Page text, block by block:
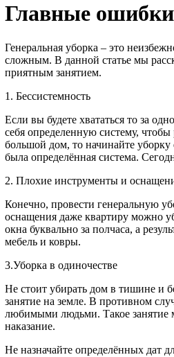
Главные ошибки
Генеральная уборка – это
сложным. В данной статье мы
приятным занятием.
1. Бессистемность
Если вы будете хвататься то за
себя определенную систему,
большой дом, то начинайте уборку
была определённая система.
2. Плохие инструменты и
Конечно, провести генеральную
оснащения даже квартиру можно
окна буквально за полчаса, а
мебель и ковры.
3.Уборка в одиночестве
Не стоит убирать дом в тишине и
занятие на земле. В противном
любимыми людьми. Такое занятие
наказание.
Не назначайте определённых дат